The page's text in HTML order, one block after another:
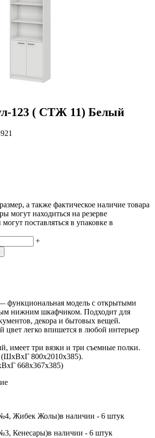
123 ( СТЖ 11) Белый
а также фактическое наличие товара
могут находиться на резерве
поставляться в упаковке в
+
функциональная модель с открытыми
нижним шкафчиком. Подходит для
декора и бытовых вещей.
цвет легко впишется в любой интерьер
имеет три вязки и три съемные полки.
(ШхВхГ 800х2010х385).
668х367х385)
Жибек Жолы)в наличии - 6 штук
Кенесары)в наличии - 6 штук